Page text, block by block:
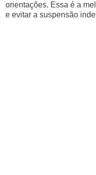
orientações. Essa é a
e evitar a suspensão